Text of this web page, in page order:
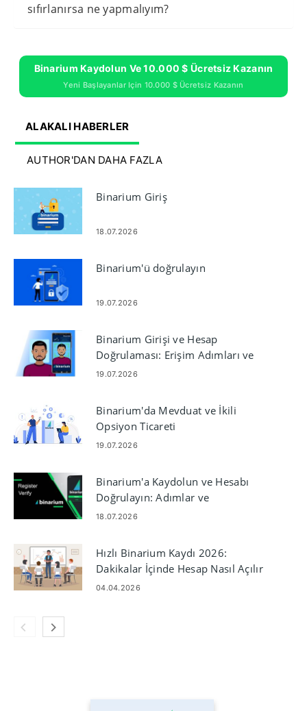
sıfırlanırsa ne yapmalıyım?
Binarium Kaydolun Ve 10.000 $ Ücretsiz Kazanın
Yeni Başlayanlar Için 10.000 $ Ücretsiz Kazanın
ALAKALI HABERLER
AUTHOR'DAN DAHA FAZLA
Binarium Giriş
18.07.2026
Binarium'ü doğrulayın
19.07.2026
Binarium Girişi ve Hesap
Doğrulaması: Erişim Adımları ve
Belgeler
19.07.2026
Binarium'da Mevduat ve İkili
Opsiyon Ticareti
19.07.2026
Binarium'a Kaydolun ve Hesabı
Doğrulayın: Adımlar ve
Gereksinimler
18.07.2026
Hızlı Binarium Kaydı 2026:
Dakikalar İçinde Hesap Nasıl Açılır
04.04.2026